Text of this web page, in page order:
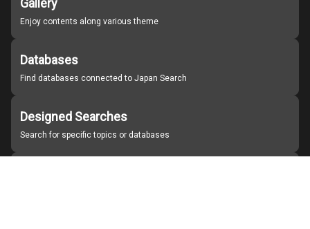
Gallery
Enjoy contents along various theme
Databases
Find databases connected to Japan Search
Designed Searches
Search for specific topics or databases